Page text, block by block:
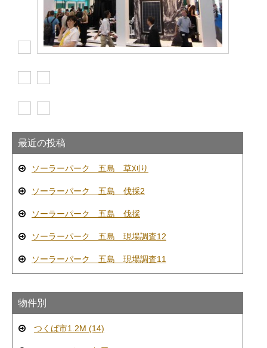
最近の投稿
ソーラーパーク 五島 草刈り
ソーラーパーク 五島 伐採2
ソーラーパーク 五島 伐採
ソーラーパーク 五島 現場調査12
ソーラーパーク 五島 現場調査11
物件別
つくば市1.2M (14)